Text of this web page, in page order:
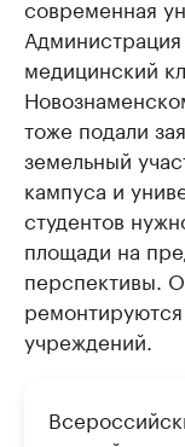
современная
медицинский
тоже подали
земельный
кампуса и
студентов
площади на
перспективы.
учреждений.